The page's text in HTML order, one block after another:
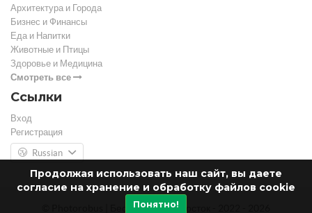
Продолжая использовать наш сайт, вы даете
согласие на хранение и обработку файлов cookie
Понятно!
Архитектура и Города
Бизнес и Финансы
Еда и Напитки
Животные и Птицы
Здоровье и Медицина
Смотреть все
Ссылки
Вход
Регистрация
Russian
© Photorobus | Бесплатный фотосток - 2022 - 2026